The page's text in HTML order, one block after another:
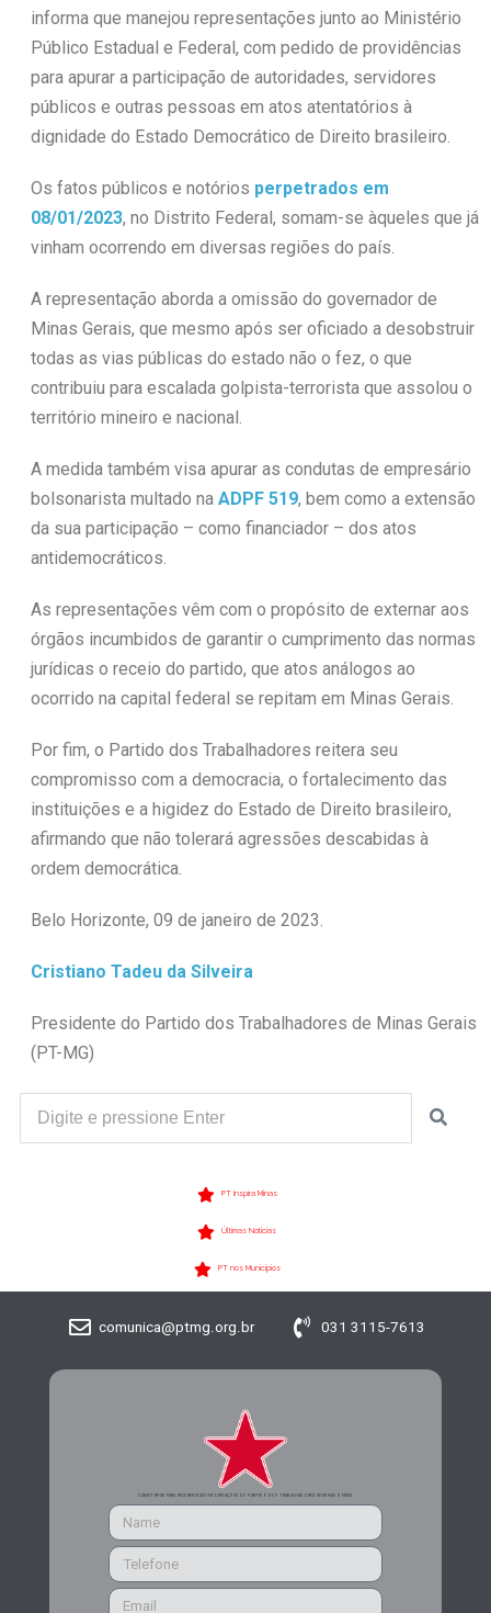
informa que manejou representações junto ao Ministério
Público Estadual e Federal, com pedido de providências
para apurar a participação de autoridades, servidores
públicos e outras pessoas em atos atentatórios à
dignidade do Estado Democrático de Direito brasileiro.
Os fatos públicos e notórios perpetrados em
08/01/2023, no Distrito Federal, somam-se àqueles que já
vinham ocorrendo em diversas regiões do país.
A representação aborda a omissão do governador de
Minas Gerais, que mesmo após ser oficiado a desobstruir
todas as vias públicas do estado não o fez, o que
contribuiu para escalada golpista-terrorista que assolou o
território mineiro e nacional.
A medida também visa apurar as condutas de empresário
bolsonarista multado na ADPF 519, bem como a extensão
da sua participação – como financiador – dos atos
antidemocráticos.
As representações vêm com o propósito de externar aos
órgãos incumbidos de garantir o cumprimento das normas
jurídicas o receio do partido, que atos análogos ao
ocorrido na capital federal se repitam em Minas Gerais.
Por fim, o Partido dos Trabalhadores reitera seu
compromisso com a democracia, o fortalecimento das
instituições e a higidez do Estado de Direito brasileiro,
afirmando que não tolerará agressões descabidas à
ordem democrática.
Belo Horizonte, 09 de janeiro de 2023.
Cristiano Tadeu da Silveira
Presidente do Partido dos Trabalhadores de Minas Gerais
(PT-MG)
PT Inspira Minas
Últimas Notícias
PT nos Municípios
comunica@ptmg.org.br 031 3115-7613
CADASTRE-SE PARA RECEBER MAIS INFORMAÇÕES DO PARTIDO DOS TRABALHADORES DE MINAS GERAIS